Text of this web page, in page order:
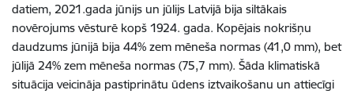
datiem, 2021.gada jūnijs un jūlijs Latvijā bija siltākais
novērojums vēsturē kopš 1924. gada. Kopējais nokrišņu
daudzums jūnijā bija 44% zem mēneša normas (41,0 mm), bet
jūlijā 24% zem mēneša normas (75,7 mm). Šāda klimatiskā
situācija veicināja pastiprinātu ūdens iztvaikošanu un attiecīgi